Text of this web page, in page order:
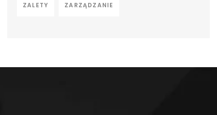
ZALETY ZARZĄDZANIE